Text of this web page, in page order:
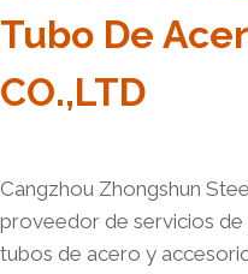
Tubo De
CO.,LTD
Cangzhou Zhongshun
proveedor de servicios
tubos de acero y